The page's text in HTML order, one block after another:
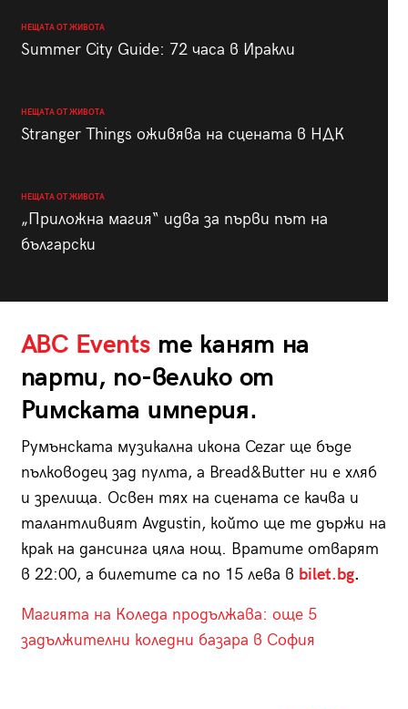
НЕЩАТА ОТ ЖИВОТА
Summer City Guide: 72 часа в Иракли
НЕЩАТА ОТ ЖИВОТА
Stranger Things оживява на сцената в НДК
НЕЩАТА ОТ ЖИВОТА
„Приложна магия“ идва за първи път на
български
ABC Events те канят на
парти, по-велико от
Римската империя.
Румънската музикална икона Cezar ще бъде
пълководец зад пулта, а Bread&Butter ни е хляб
и зрелища. Освен тях на сцената се качва и
талантливият Avgustin, който ще те държи на
крак на дансинга цяла нощ. Вратите отварят
в 22:00, а билетите са по 15 лева в bilet.bg.
Магията на Коледа продължава: още 5
задължителни коледни базара в София